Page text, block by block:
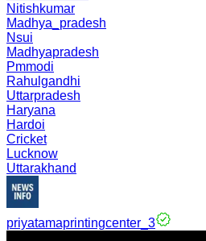
Nitishkumar
Madhya_pradesh
Nsui
Madhyapradesh
Pmmodi
Rahulgandhi
Uttarpradesh
Haryana
Hardoi
Cricket
Lucknow
Uttarakhand
priyatamaprintingcenter_3